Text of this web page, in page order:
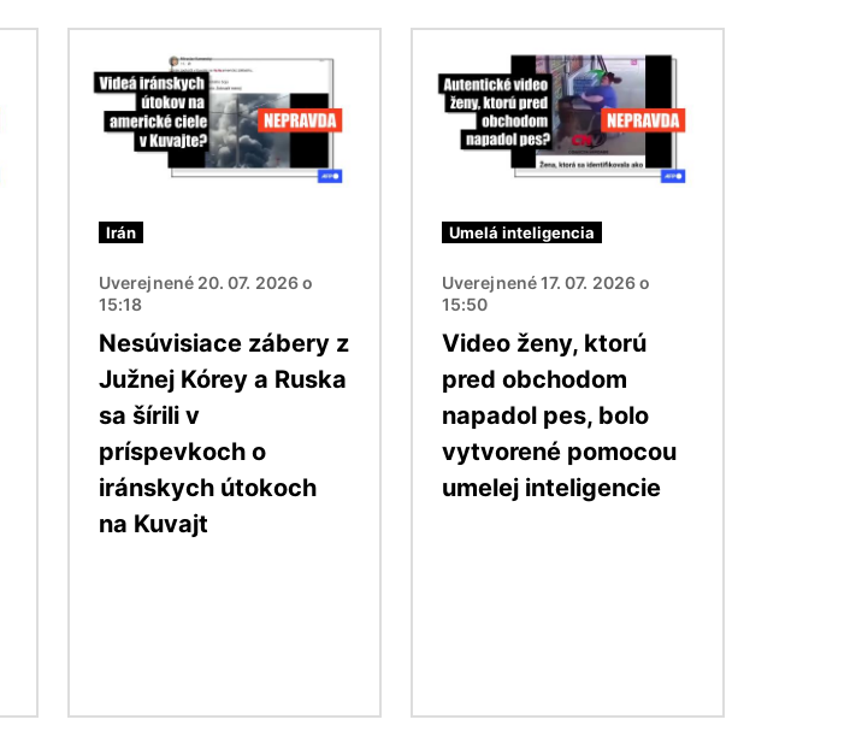
Irán
Uverejnené 20. 07. 2026 o
15:18
Nesúvisiace zábery z
Južnej Kórey a Ruska
sa šírili v
príspevkoch o
iránskych útokoch
na Kuvajt
Umelá inteligencia
Uverejnené 17. 07. 2026 o
15:50
Video ženy, ktorú
pred obchodom
napadol pes, bolo
vytvorené pomocou
umelej inteligencie